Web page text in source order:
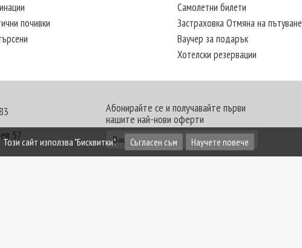
почивки
Самолетни билети
Застраховка Отмяна на пътуване
Ваучер за подарък
Хотелски резервации
57
Абонирайте се и получавайте първи
нашите най-нови оферти
Този сайт използва "Бисквитки". Съгласен съм Научете повече